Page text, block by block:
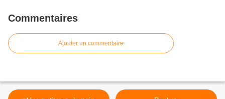
Commentaires
Ajouter un commentaire